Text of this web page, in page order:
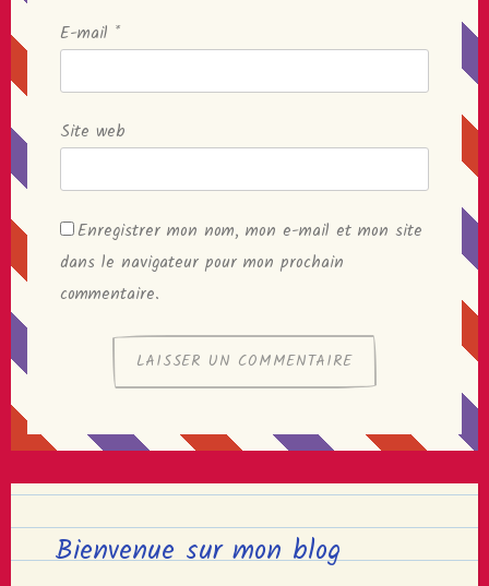
E-mail *
Site web
Enregistrer mon nom, mon e-mail et mon site
dans le navigateur pour mon prochain
commentaire.
Bienvenue sur mon blog